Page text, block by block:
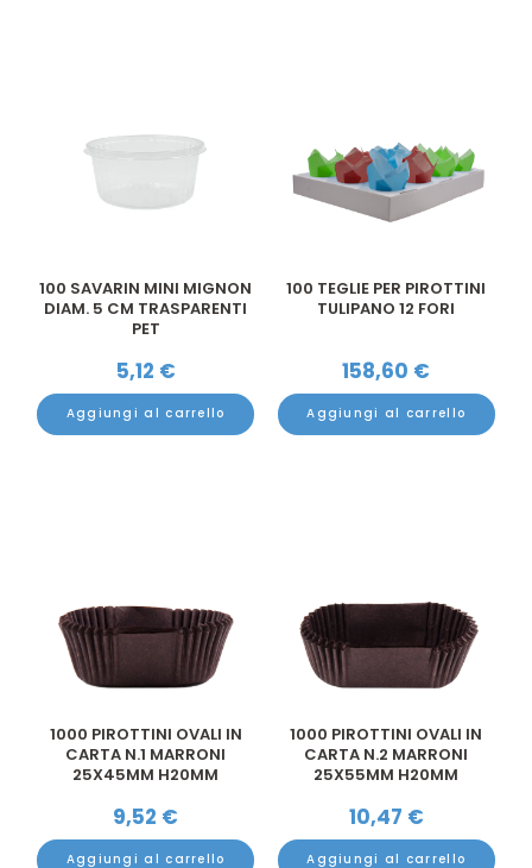
100 SAVARIN MINI MIGNON
DIAM. 5 CM TRASPARENTI
PET
5,12 €
Aggiungi al carrello
100 TEGLIE PER PIROTTINI
TULIPANO 12 FORI
158,60 €
Aggiungi al carrello
1000 PIROTTINI OVALI IN
CARTA N.1 MARRONI
25X45MM H20MM
9,52 €
Aggiungi al carrello
1000 PIROTTINI OVALI IN
CARTA N.2 MARRONI
25X55MM H20MM
10,47 €
Aggiungi al carrello